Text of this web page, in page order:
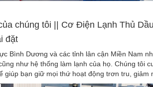
chúng tôi || Cơ Điện Lạnh Thủ
đặt
Bình Dương và các tỉnh lân cận Miền Nam
như hệ thống làm lạnh của họ. Chúng tôi
bạn giữ mọi thứ hoạt động trơn tru, giảm